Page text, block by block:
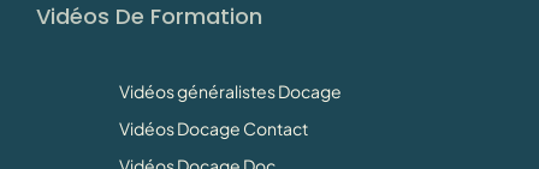
Vidéos De Formation
Vidéos généralistes Docage
Vidéos Docage Contact